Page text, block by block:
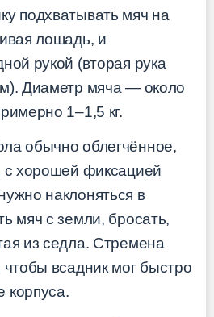
подхватывать мяч на
лошадь, и
рукой (вторая рука
Диаметр мяча — около
1–1,5 кг.
обычно облегчённое,
с хорошей фиксацией
наклоняться в
мяч с земли, бросать,
из седла. Стремена
чтобы всадник мог быстро
корпуса.